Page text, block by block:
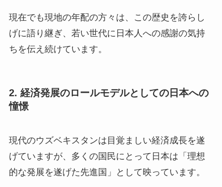
現在でも現地の年配の方々は、この歴史を誇らし
げに語り継ぎ、若い世代に日本人への感謝の気持
ちを伝え続けています。
2. 経済発展のロールモデルとしての日本への
憧憬
現代のウズベキスタンは目覚ましい経済成長を遂
げていますが、多くの国民にとって日本は「理想
的な発展を遂げた先進国」として映っています。